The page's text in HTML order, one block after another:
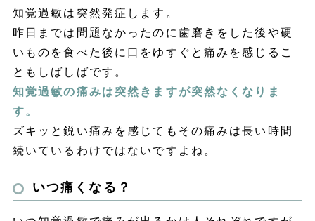
知覚過敏は突然発症します。
昨日までは問題なかったのに歯磨きをした後や硬
いものを食べた後に口をゆすぐと痛みを感じるこ
ともしばしばです。
知覚過敏の痛みは突然きますが突然なくなりま
す。
ズキッと鋭い痛みを感じてもその痛みは長い時間
続いているわけではないですよね。
いつ痛くなる？